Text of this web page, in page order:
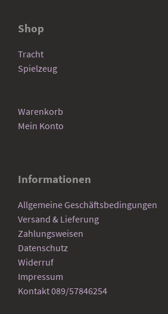
Shop
Tracht
Spielzeug
Warenkorb
Mein Konto
Informationen
Allgemeine Geschäftsbedingungen
Versand & Lieferung
Zahlungsweisen
Datenschutz
Widerruf
Impressum
Kontakt 089/57846254